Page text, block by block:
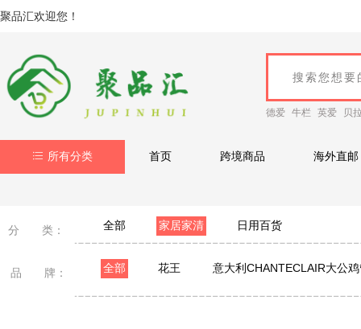
聚品汇欢迎您！
德爱 牛栏 英爱 贝
所有分类 首页 跨境商品 海外直邮
分 类： 全部 家居家清 日用百货
品 牌： 全部 花王 意大利CHANTECLAIR大公
老奶奶的秘密Grandma's Secret ST小鸡